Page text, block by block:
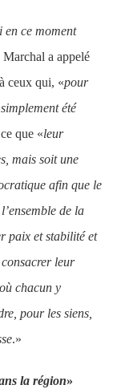
en ce moment
a appelé
ceux qui, «pour
été
que «leur
mais soit une
afin que le
de la
paix et stabilité et
leur
chacun y
pour les siens,
.»
la région»